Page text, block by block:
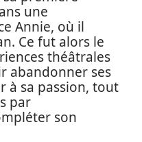
une
Annie, où il
Ce fut alors le
théâtrales
abandonner ses
à sa passion, tout
par
son